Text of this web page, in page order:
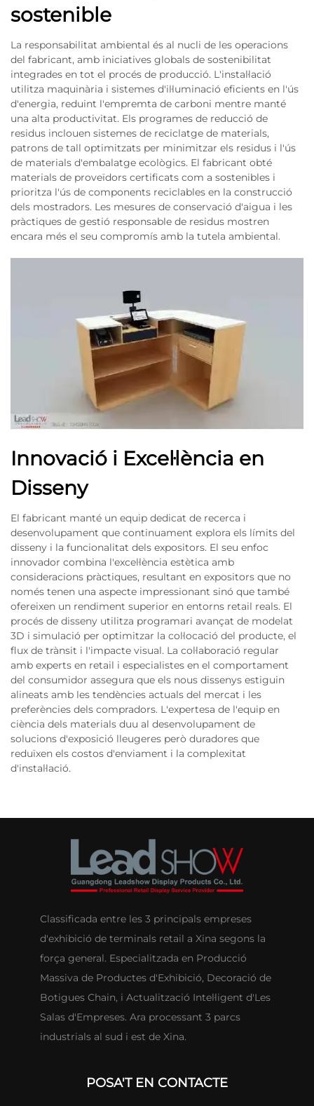
sostenible
La responsabilitat ambiental és al nucli de les operacions
del fabricant, amb iniciatives globals de sostenibilitat
integrades en tot el procés de producció. L'instal·lació
utilitza maquinària i sistemes d'il·luminació eficients en l'ús
d'energia, reduint l'empremta de carboni mentre manté
una alta productivitat. Els programes de reducció de
residus inclouen sistemes de reciclatge de materials,
patrons de tall optimitzats per minimitzar els residus i l'ús
de materials d'embalatge ecològics. El fabricant obté
materials de proveïdors certificats com a sostenibles i
prioritza l'ús de components reciclables en la construcció
dels mostradors. Les mesures de conservació d'aigua i les
pràctiques de gestió responsable de residus mostren
encara més el seu compromís amb la tutela ambiental.
Innovació i Excel·lència en
Disseny
El fabricant manté un equip dedicat de recerca i
desenvolupament que continuament explora els límits del
disseny i la funcionalitat dels expositors. El seu enfoc
innovador combina l'excel·lència estètica amb
consideracions pràctiques, resultant en expositors que no
només tenen una aspecte impressionant sinó que també
ofereixen un rendiment superior en entorns retail reals. El
procés de disseny utilitza programari avançat de modelat
3D i simulació per optimitzar la col·locació del producte, el
flux de trànsit i l'impacte visual. La col·laboració regular
amb experts en retail i especialistes en el comportament
del consumidor assegura que els nous dissenys estiguin
alineats amb les tendències actuals del mercat i les
preferències dels compradors. L'expertesa de l'equip en
ciència dels materials duu al desenvolupament de
solucions d'exposició lleugeres però duradores que
reduïxen els costos d'enviament i la complexitat
d'instal·lació.
Classificada entre les 3 principals empreses
d'exhibició de terminals retail a Xina segons la
força general. Especialitzada en Producció
Massiva de Productes d'Exhibició, Decoració de
Botigues Chain, i Actualització Intel·ligent d'Les
Salas d'Empreses. Ara processant 3 parcs
industrials al sud i est de Xina.
POSA'T EN CONTACTE